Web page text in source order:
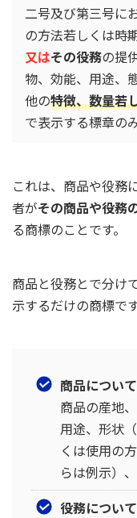
二号及び第三号に
の方法若しくは時
又はその役務の提
物、効能、用途、
他の特徴、数量若
で表示する標章の
これは、商品や役務
者がその商品や役務
る商標のことです。
商品と役務とで分け
示するだけの商標です
商品について
商品の産地
用途、形状
くは使用の
らは例示）、
役務について